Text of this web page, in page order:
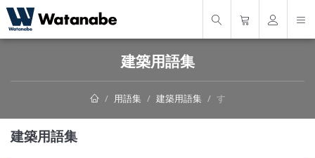
建築用語集
用語集 建築用語集 す
建築用語集